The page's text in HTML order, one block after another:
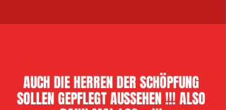
AUCH DIE HERREN DER SCHÖPFUNG
SOLLEN GEPFLEGT AUSSEHEN !!! ALSO